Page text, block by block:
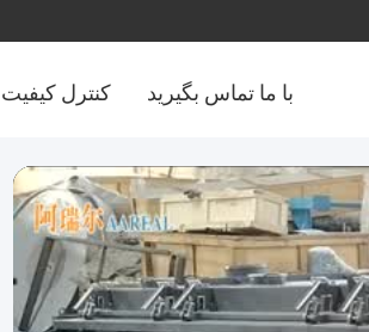
کنترل کیفیت با ما تماس بگیرید